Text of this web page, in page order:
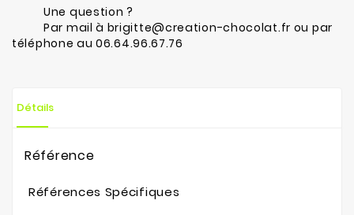
Une question ?
Par mail à brigitte@creation-chocolat.fr ou par
téléphone au 06.64.96.67.76
Détails
Référence
Références Spécifiques